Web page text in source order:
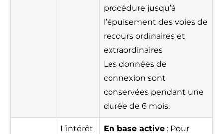
procédure jusqu’à
l’épuisement des voies de
recours ordinaires et
extraordinaires
Les données de
connexion sont
conservées pendant une
durée de 6 mois.
L’intérêt
En base active : Pour